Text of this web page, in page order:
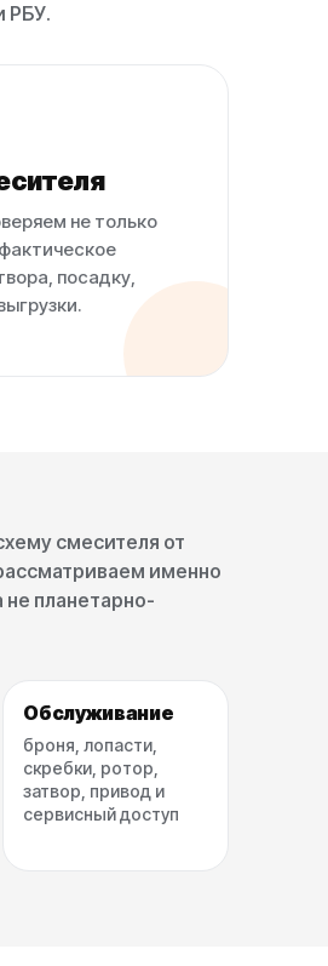
РБУ.
не только
посадку,
смесителя от
именно
планетарно-
Обслуживание
броня, лопасти,
скребки, ротор,
затвор, привод и
сервисный доступ